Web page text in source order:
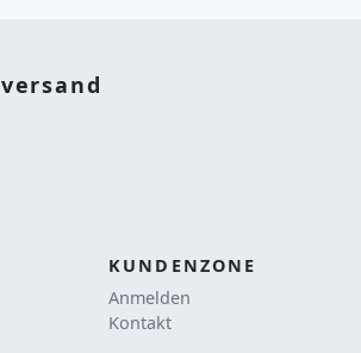
KUNDENZONE
Anmelden
Kontakt